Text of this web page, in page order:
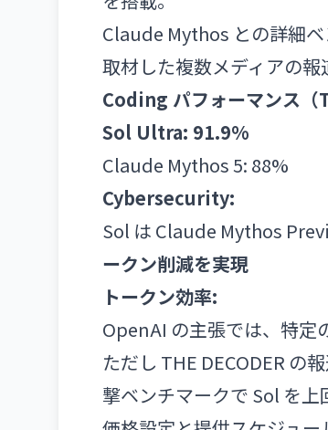
Claude Mythos との詳細
取材した複数メディアの
Coding パフォーマンス
Sol Ultra: 91.9%
Claude Mythos 5: 88%
Cybersecurity:
Sol は Claude Mythos
ークン削減を実現
トークン効率:
OpenAI の主張では、特定
ただし THE DECODER の
撃ベンチマークで Sol を上